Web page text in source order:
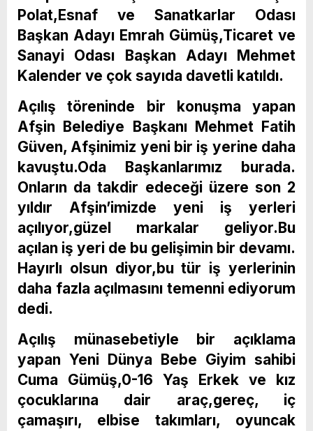
Polat,Esnaf ve Sanatkarlar Odası
Başkan Adayı Emrah Gümüş,Ticaret ve
Sanayi Odası Başkan Adayı Mehmet
Kalender ve çok sayıda davetli katıldı.
Açılış töreninde bir konuşma yapan
Afşin Belediye Başkanı Mehmet Fatih
Güven, Afşinimiz yeni bir iş yerine daha
kavuştu.Oda Başkanlarımız burada.
Onların da takdir edeceği üzere son 2
yıldır Afşin’imizde yeni iş yerleri
açılıyor,güzel markalar geliyor.Bu
açılan iş yeri de bu gelişimin bir devamı.
Hayırlı olsun diyor,bu tür iş yerlerinin
daha fazla açılmasını temenni ediyorum
dedi.
Açılış münasebetiyle bir açıklama
yapan Yeni Dünya Bebe Giyim sahibi
Cuma Gümüş,0-16 Yaş Erkek ve kız
çocuklarına dair araç,gereç, iç
çamaşırı, elbise takımları, oyuncak